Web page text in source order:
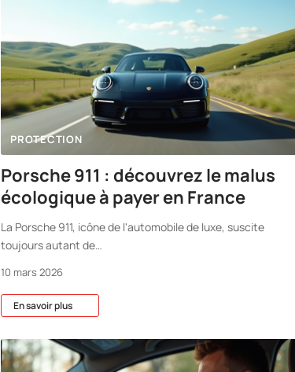
PROTECTION
Porsche 911 : découvrez le malus
écologique à payer en France
La Porsche 911, icône de l'automobile de luxe, suscite
toujours autant de…
10 mars 2026
En savoir plus